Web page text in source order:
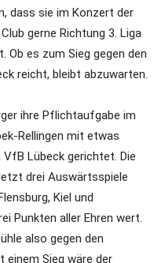
dass sie im Konzert der
gerne Richtung 3. Liga
es zum Sieg gegen den
reicht, bleibt abzuwarten.
ihre Pflichtaufgabe im
Rellingen mit etwas
Lübeck gerichtet. Die
drei Auswärtsspiele
Kiel und
Punkten aller Ehren wert.
also gegen den
einem Sieg wäre der